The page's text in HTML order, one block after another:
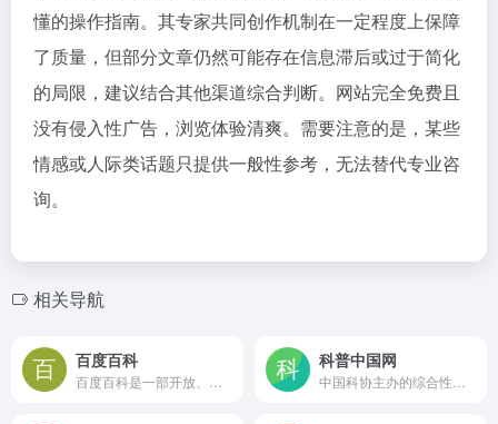
懂的操作指南。其专家共同创作机制在一定程度上保障
了质量，但部分文章仍然可能存在信息滞后或过于简化
的局限，建议结合其他渠道综合判断。网站完全免费且
没有侵入性广告，浏览体验清爽。需要注意的是，某些
情感或人际类话题只提供一般性参考，无法替代专业咨
询。
相关导航
百度百科 科普中国网